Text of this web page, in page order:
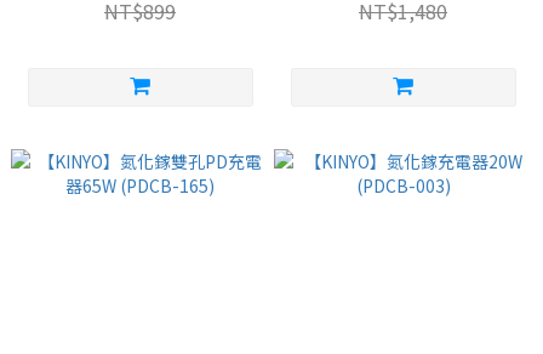
NT$899 NT$1,480